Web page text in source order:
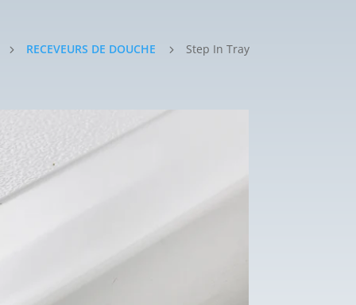
5 RECEVEURS DE DOUCHE 5 Step In Tray